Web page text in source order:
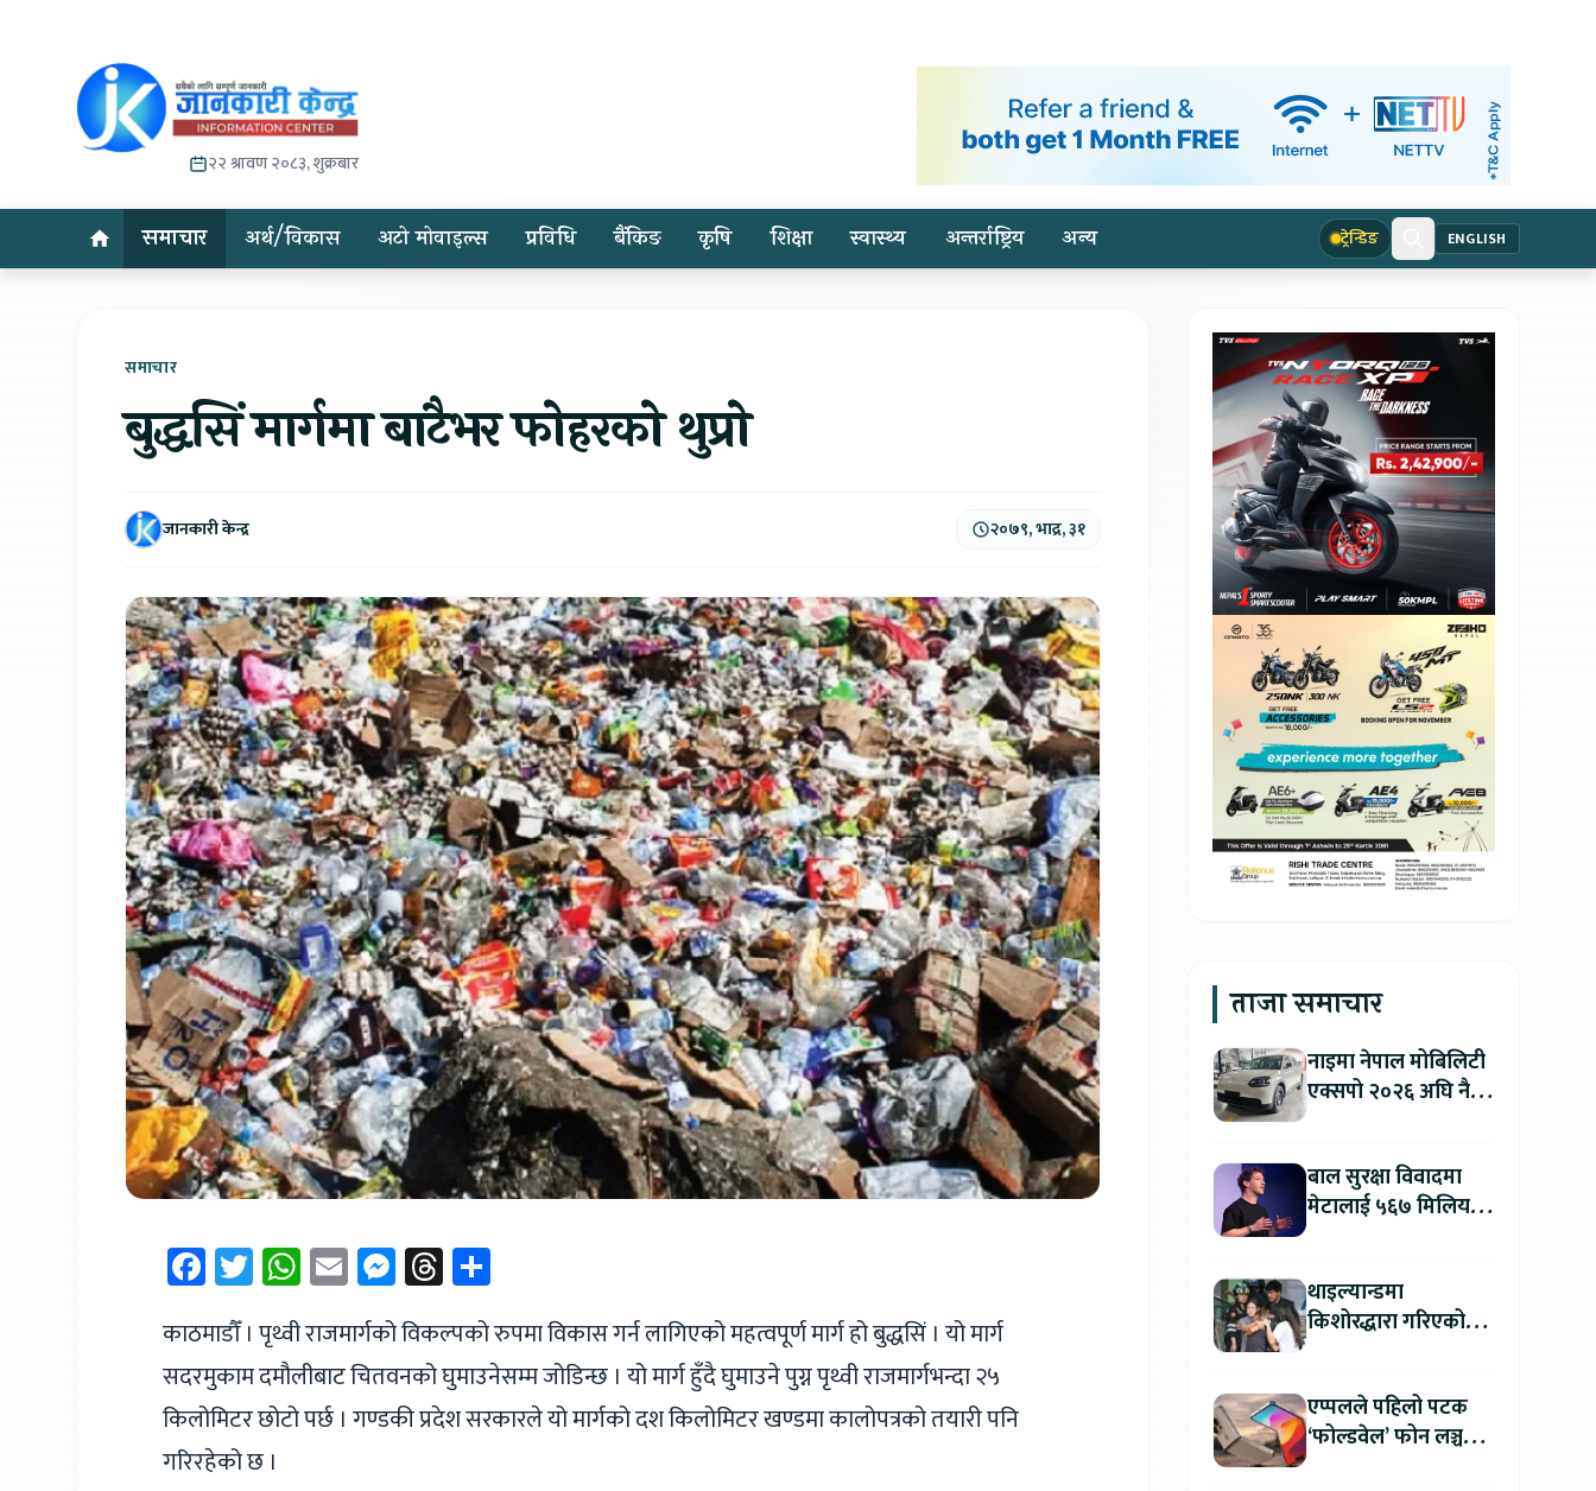
२२ श्रावण २०८३, शुक्रबार
समाचार अर्थ/विकास अटो मोवाइल्स प्रविधि बैंकिङ कृषि शिक्षा स्वास्थ्य अन्तर्राष्ट्रिय अन्य ट्रेन्डिङ ENGLISH
समाचार
बुद्धसिं मार्गमा बाटैभर फोहरको थुप्रो
जानकारी केन्द्र २०७९, भाद्र, ३१
Facebook
Twitter
WhatsApp
EmailMessenger
Threads
काठमाडौँ । पृथ्वी राजमार्गको विकल्पको रुपमा विकास गर्न लागिएको महत्वपूर्ण मार्ग हो बुद्धसिं । यो मार्ग
सदरमुकाम दमौलीबाट चितवनको घुमाउनेसम्म जोडिन्छ । यो मार्ग हुँदै घुमाउने पुग्न पृथ्वी राजमार्गभन्दा २५
किलोमिटर छोटो पर्छ । गण्डकी प्रदेश सरकारले यो मार्गको दश किलोमिटर खण्डमा कालोपत्रको तयारी पनि
गरिरहेको छ ।
ताजा समाचार
नाइमा नेपाल मोबिलिटी
एक्सपो २०२६ अघि नै
बाल सुरक्षा विवादमा
मेटालाई ५६७ मिलियन
थाइल्यान्डमा
किशोरद्धारा गरिएको
एप्पलले पहिलो पटक
‘फोल्डवेल’ फोन लञ्च